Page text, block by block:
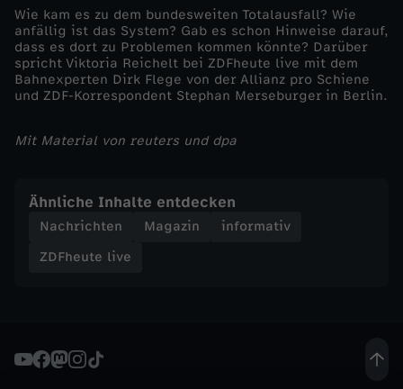
t
h
i
n
t
e
e
Wie kam es zu dem bundesweiten Totalausfall? Wie
anfällig ist das System? Gab es schon Hinweise darauf,
dass es dort zu Problemen kommen könnte? Darüber
spricht Viktoria Reichelt bei ZDFheute live mit dem
Bahnexperten Dirk Flege von der Allianz pro Schiene
und ZDF-Korrespondent Stephan Merseburger in Berlin.
Mit Material von reuters und dpa
Ähnliche Inhalte entdecken
Nachrichten Magazin
informativ
ZDFheute live